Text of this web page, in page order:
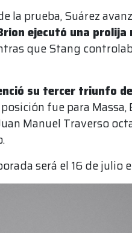
la prueba, Suárez
ejecutó una
que Stang
su tercer triunfo
fue para
Manuel Traverso
será el 16 de julio